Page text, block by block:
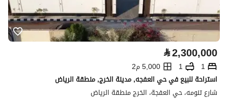
⃁2,300,000
1
1
5,000 م2
استراحة للبيع في حي العفجه, مدينة الخرج, منطقة الرياض
شارع تنومه، حي العفجة، الخرج منطقة الرياض